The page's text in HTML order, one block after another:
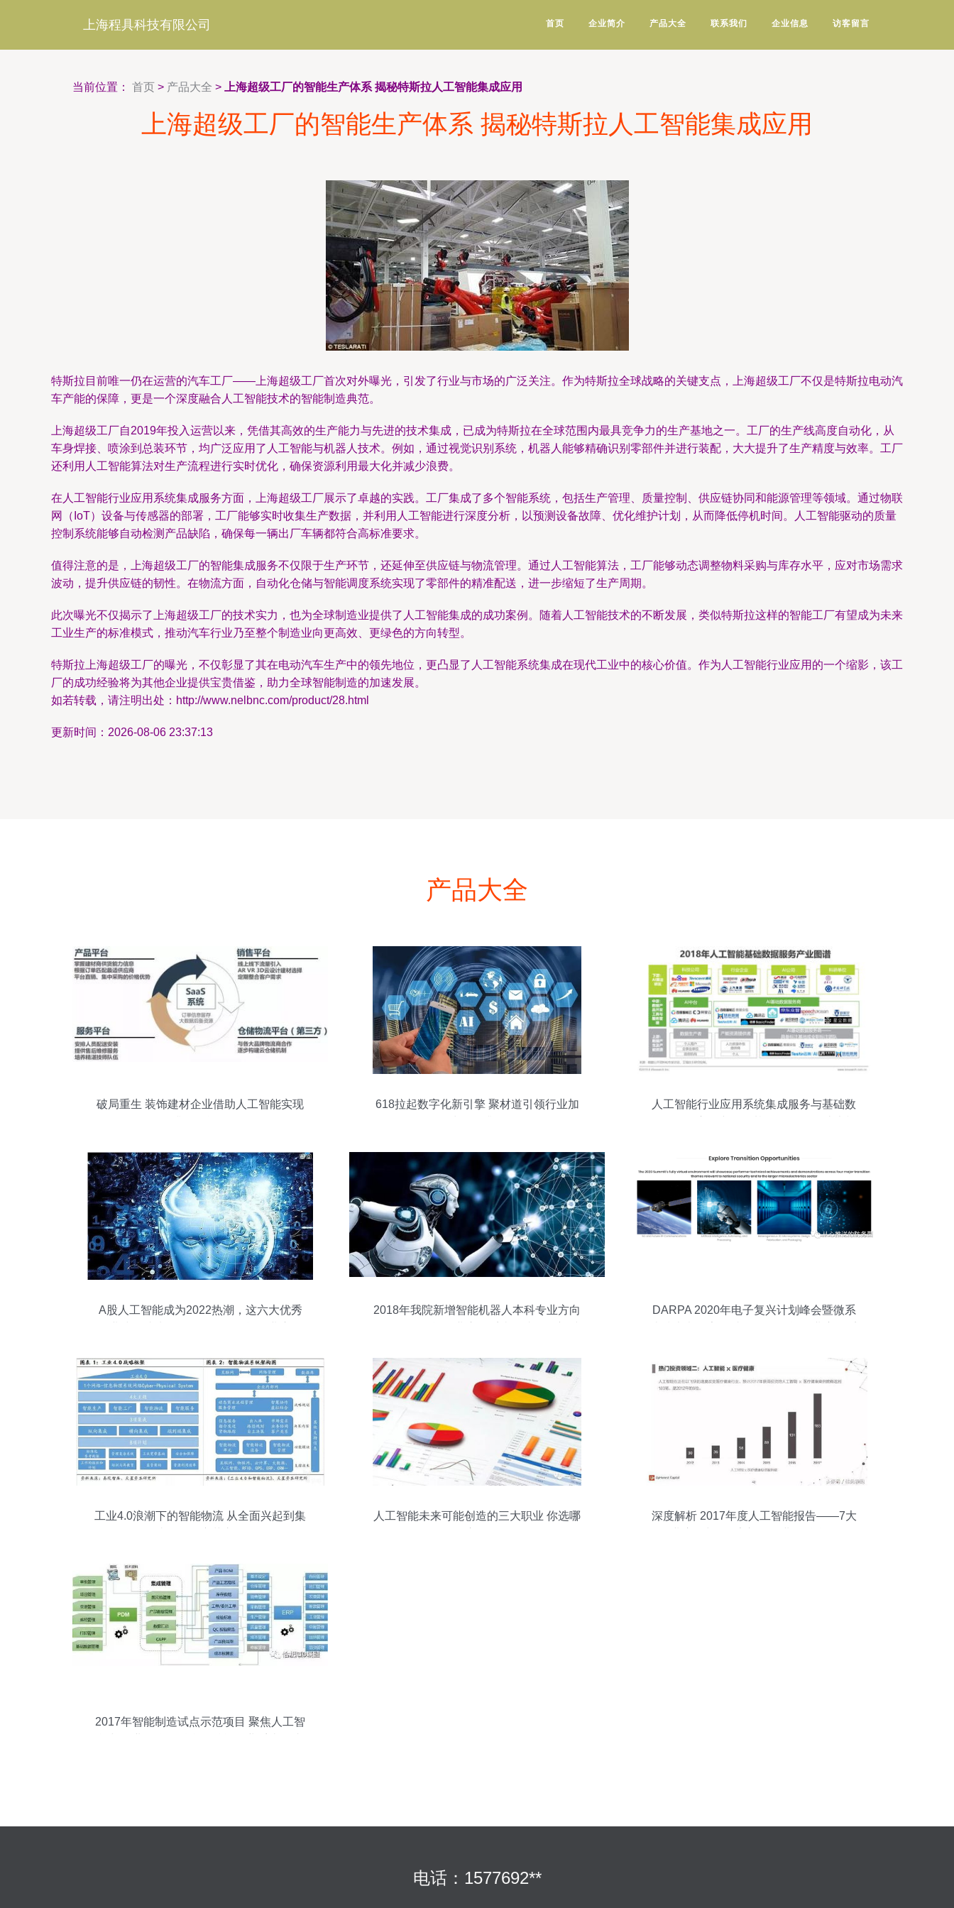
上海程具科技有限公司 首页 企业简介 产品大全 联系我们 企业信息 访客留言
当前位置： 首页 > 产品大全 > 上海超级工厂的智能生产体系 揭秘特斯拉人工智能集成应用
上海超级工厂的智能生产体系 揭秘特斯拉人工智能集成应用
特斯拉目前唯一仍在运营的汽车工厂——上海超级工厂首次对外曝光，引发了行业与市场的广泛关注。作为特斯拉全球战略的关键支点，上海超级工厂不仅是特斯拉电动汽
车产能的保障，更是一个深度融合人工智能技术的智能制造典范。
上海超级工厂自2019年投入运营以来，凭借其高效的生产能力与先进的技术集成，已成为特斯拉在全球范围内最具竞争力的生产基地之一。工厂的生产线高度自动化，从
车身焊接、喷涂到总装环节，均广泛应用了人工智能与机器人技术。例如，通过视觉识别系统，机器人能够精确识别零部件并进行装配，大大提升了生产精度与效率。工厂
还利用人工智能算法对生产流程进行实时优化，确保资源利用最大化并减少浪费。
在人工智能行业应用系统集成服务方面，上海超级工厂展示了卓越的实践。工厂集成了多个智能系统，包括生产管理、质量控制、供应链协同和能源管理等领域。通过物联
网（IoT）设备与传感器的部署，工厂能够实时收集生产数据，并利用人工智能进行深度分析，以预测设备故障、优化维护计划，从而降低停机时间。人工智能驱动的质量
控制系统能够自动检测产品缺陷，确保每一辆出厂车辆都符合高标准要求。
值得注意的是，上海超级工厂的智能集成服务不仅限于生产环节，还延伸至供应链与物流管理。通过人工智能算法，工厂能够动态调整物料采购与库存水平，应对市场需求
波动，提升供应链的韧性。在物流方面，自动化仓储与智能调度系统实现了零部件的精准配送，进一步缩短了生产周期。
此次曝光不仅揭示了上海超级工厂的技术实力，也为全球制造业提供了人工智能集成的成功案例。随着人工智能技术的不断发展，类似特斯拉这样的智能工厂有望成为未来
工业生产的标准模式，推动汽车行业乃至整个制造业向更高效、更绿色的方向转型。
特斯拉上海超级工厂的曝光，不仅彰显了其在电动汽车生产中的领先地位，更凸显了人工智能系统集成在现代工业中的核心价值。作为人工智能行业应用的一个缩影，该工
厂的成功经验将为其他企业提供宝贵借鉴，助力全球智能制造的加速发展。
如若转载，请注明出处：http://www.nelbnc.com/product/28.html
更新时间：2026-08-06 23:37:13
产品大全
破局重生 装饰建材企业借助人工智能实现
618拉起数字化新引擎 聚材道引领行业加
人工智能行业应用系统集成服务与基础数
A股人工智能成为2022热潮，这六大优秀
2018年我院新增智能机器人本科专业方向
DARPA 2020年电子复兴计划峰会暨微系
工业4.0浪潮下的智能物流 从全面兴起到集
人工智能未来可能创造的三大职业 你选哪
深度解析 2017年度人工智能报告——7大
2017年智能制造试点示范项目 聚焦人工智
电话：1577692**